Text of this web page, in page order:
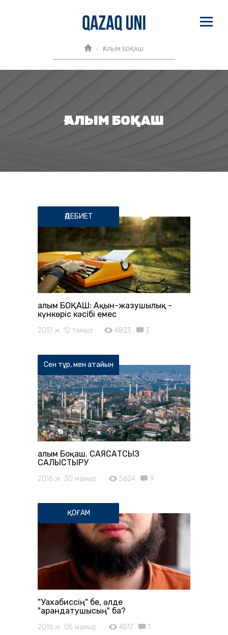
ҒАЛЫМ БОҚАШ
ҒАЛЫМ БОҚАШ
ӘДЕБИЕТ
Ғалым БОҚАШ: Ақын-жазушылық -
күнкөріс кәсібі емес
2017 ж. 12 тамыз 4823 3
Сен тұр, мен атайын
Ғалым Боқаш. САЯСАТСЫЗ
САЛЫСТЫРУ
2016 ж. 30 мамыр 5624 9
ҚОҒАМ
"Уахабиссің" бе, әлде
"арандатушысың" ба?
2016 ж. 05 мамыр 4517 1